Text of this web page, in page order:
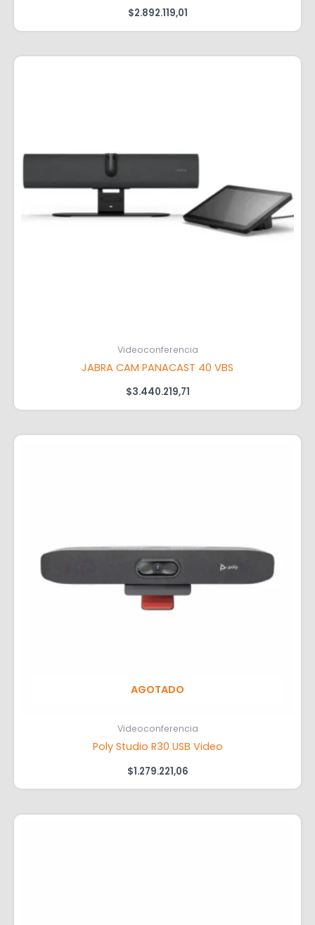
$2.892.119,01
Videoconferencia
JABRA CAM PANACAST 40 VBS
$3.440.219,71
AGOTADO
Videoconferencia
Poly Studio R30 USB Video
$1.279.221,06